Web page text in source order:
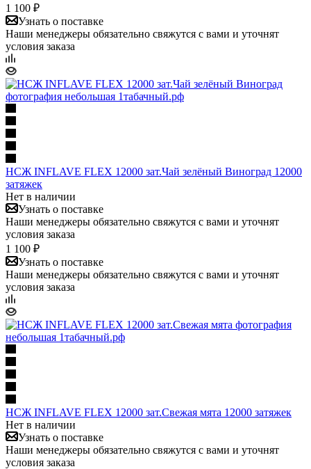
1 100 ₽
Узнать о поставке
Наши менеджеры обязательно свяжутся с вами и уточнят
условия заказа
НСЖ INFLAVE FLEX 12000 зат.Чай зелёный Виноград 12000
затяжек
Нет в наличии
Узнать о поставке
Наши менеджеры обязательно свяжутся с вами и уточнят
условия заказа
1 100 ₽
Узнать о поставке
Наши менеджеры обязательно свяжутся с вами и уточнят
условия заказа
НСЖ INFLAVE FLEX 12000 зат.Свежая мята 12000 затяжек
Нет в наличии
Узнать о поставке
Наши менеджеры обязательно свяжутся с вами и уточнят
условия заказа